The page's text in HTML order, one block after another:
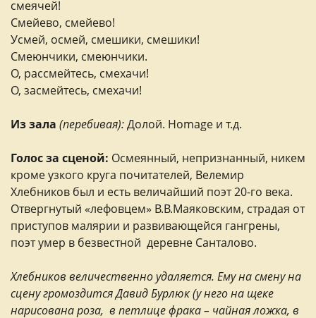
смеячей!
Смейево, смейево!
Усмей, осмей, смешики, смешики!
Смеюнчики, смеюнчики.
О, рассмейтесь, смехачи!
О, засмейтесь, смехачи!
Из зала (перебивая):Долой. Homage и т.д.
Голос за сценой: Осмеянный, непризнанный, никем
кроме узкого круга почитателей, Велемир
Хлебников был и есть величайший поэт 20-го века.
Отвергнутый «лефовцем» В.В.Маяковским, страдая от
приступов малярии и развивающейся гангрены,
поэт умер в безвестной деревне Санталово.
Хлебников величественно удаляется. Ему на смену на
сцену громоздится Давид Бурлюк (у него на щеке
нарисована роза, в петлице фрака – чайная ложка, в